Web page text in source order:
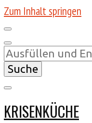
Zum Inhalt springen
Suchst
du
nach
KRISENKÜCHE